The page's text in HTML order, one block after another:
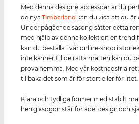
Med denna designeraccessoar är du
de nyaTimberland kan du visa att du är
Under pågående säsong sätter detta
med hjälp av denna kollektion en trend
kan du beställa i vår online-shop i
inte känner till de rätta måtten kan du
prova hemma. Med vår kostnadsfria
tillbaka det som är för stort eller för litet.
Klara och tydliga former med stabilt
herrglasögon står för ädel design och